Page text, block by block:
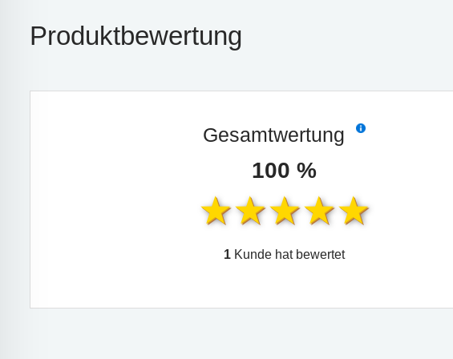
Produktbewertung
Gesamtwertung
100 %
1 Kunde hat bewertet